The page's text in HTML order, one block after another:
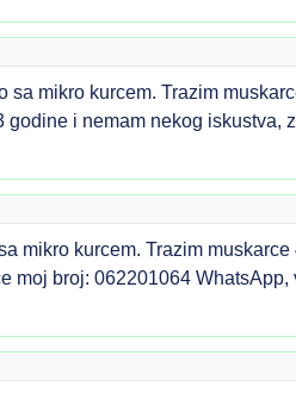
sa mikro kurcem. Trazim
i nemam nekog iskustva,
mikro kurcem. Trazim
moj broj: 062201064 WhatsApp,